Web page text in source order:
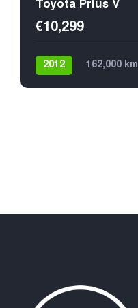
Toyota Prius V
€10,299
2012 162,000 km